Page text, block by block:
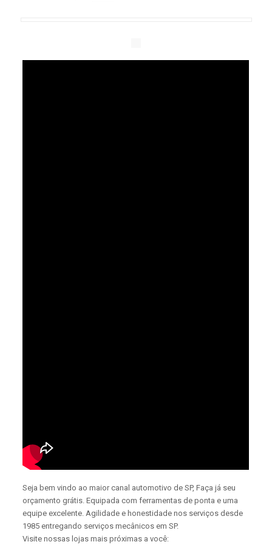
Seja bem vindo ao maior canal automotivo de SP, Faça já seu
orçamento grátis. Equipada com ferramentas de ponta e uma
equipe excelente. Agilidade e honestidade nos serviços desde
1985 entregando serviços mecânicos em SP.
Visite nossas lojas mais próximas a você: